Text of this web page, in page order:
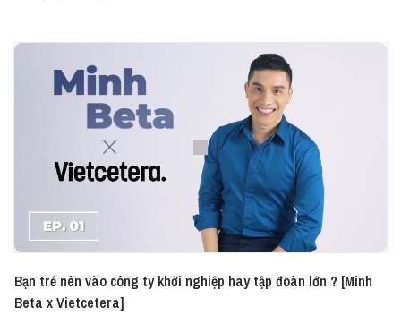
Bạn trẻ nên vào công ty khởi nghiệp hay tập đoàn lớn ? [Minh
Beta x Vietcetera]